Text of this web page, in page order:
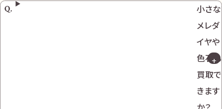
小さな
メレダ
イヤや
色石も
買取で
きます